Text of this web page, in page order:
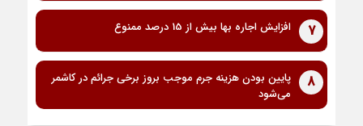
7 افزایش اجاره بها بیش از 15 درصد ممنوع
8
پایین بودن هزینه جرم موجب بروز برخی جرائم در کاشمر
می‌شود